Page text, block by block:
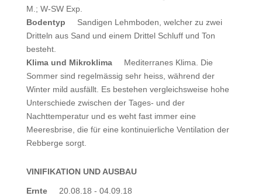
M.; W-SW Exp.
Bodentyp
Sandigen Lehmboden, welcher zu zwei
Dritteln aus Sand und einem Drittel Schluff und Ton
besteht.
Klima und Mikroklima
Mediterranes Klima. Die
Sommer sind regelmässig sehr heiss, während der
Winter mild ausfällt. Es bestehen vergleichsweise hohe
Unterschiede zwischen der Tages- und der
Nachttemperatur und es weht fast immer eine
Meeresbrise, die für eine kontinuierliche Ventilation der
Rebberge sorgt.
VINIFIKATION UND AUSBAU
Ernte
20.08.18 - 04.09.18